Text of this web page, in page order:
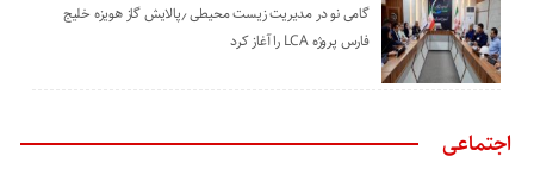
گامی نو در مدیریت زیست ‌محیطی ٫پالایش گاز هویزه خلیج
‌فارس پروژه LCA را آغاز کرد
اجتماعی